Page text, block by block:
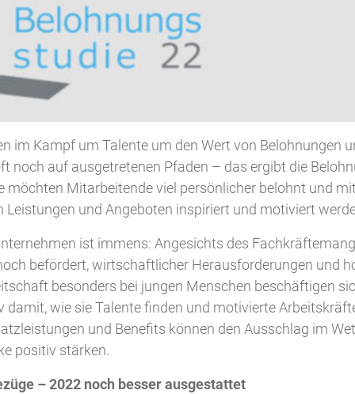
im Kampf um Talente um den Wert von Belohnungen
noch auf ausgetretenen Pfaden – das ergibt die
möchten Mitarbeitende viel persönlicher belohnt und
Leistungen und Angeboten inspiriert und motiviert
ist immens: Angesichts des
befördert, wirtschaftlicher Herausforderungen und
besonders bei jungen Menschen beschäftigen
damit, wie sie Talente finden und motivierte
und Benefits können den Ausschlag im
positiv stärken.
– 2022 noch besser ausgestattet